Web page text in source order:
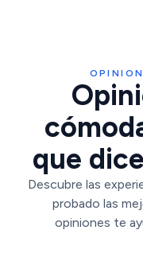
que
Descubre las
probado las
opiniones te